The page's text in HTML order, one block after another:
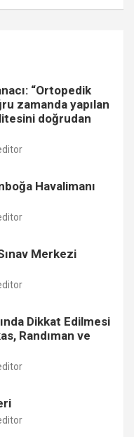
“Ortopedik
zamanda yapılan
doğrudan
Havalimanı
Merkezi
Dikkat Edilmesi
Randıman ve